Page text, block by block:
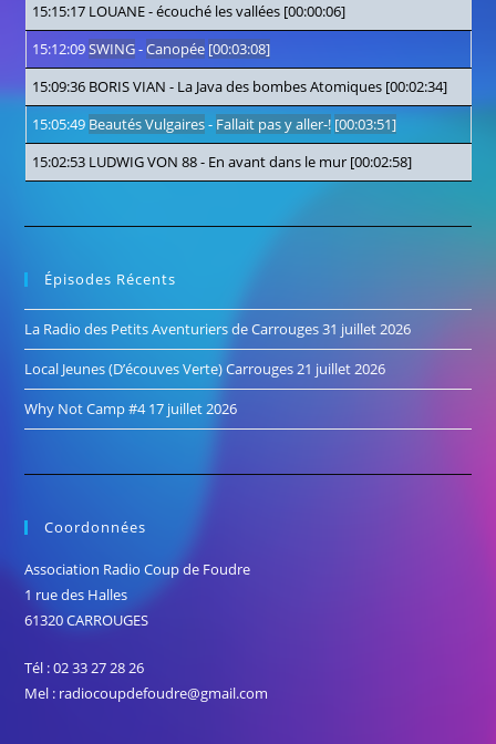
15:15:17 LOUANE-écouché les vallées [00:00:06]
15:12:09SWING-Canopée [00:03:08]
15:09:36 BORIS VIAN - La Java des bombes Atomiques [00:02:34]
15:05:49 Beautés Vulgaires- Fallait pas y aller-! [00:03:51]
15:02:53 LUDWIG VON 88- En avant dans le mur [00:02:58]
Épisodes Récents
La Radio des Petits Aventuriers de Carrouges31 juillet 2026
Local Jeunes (D’écouves Verte) Carrouges21 juillet 2026
Why Not Camp #417 juillet 2026
Coordonnées
Association Radio Coup de Foudre
1 rue des Halles
61320 CARROUGES
Tél : 02 33 27 28 26
Mel : radiocoupdefoudre@gmail.com